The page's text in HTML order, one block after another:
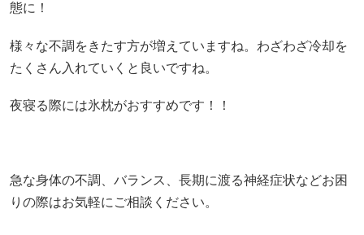
態に！
様々な不調をきたす方が増えていますね。わざわざ冷却を
たくさん入れていくと良いですね。
夜寝る際には氷枕がおすすめです！！
急な身体の不調、バランス、長期に渡る神経症状などお困
りの際はお気軽にご相談ください。